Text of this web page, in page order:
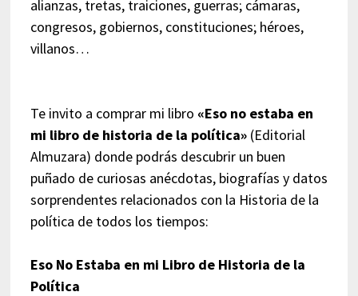
alianzas, tretas, traiciones, guerras; cámaras,
congresos, gobiernos, constituciones; héroes,
villanos…
Te invito a comprar mi libro «Eso no estaba en
mi libro de historia de la política»(Editorial
Almuzara) donde podrás descubrir un buen
puñado de curiosas anécdotas, biografías y datos
sorprendentes relacionados con la Historia de la
política de todos los tiempos:
Eso No Estaba en mi Libro de Historia de la
Política